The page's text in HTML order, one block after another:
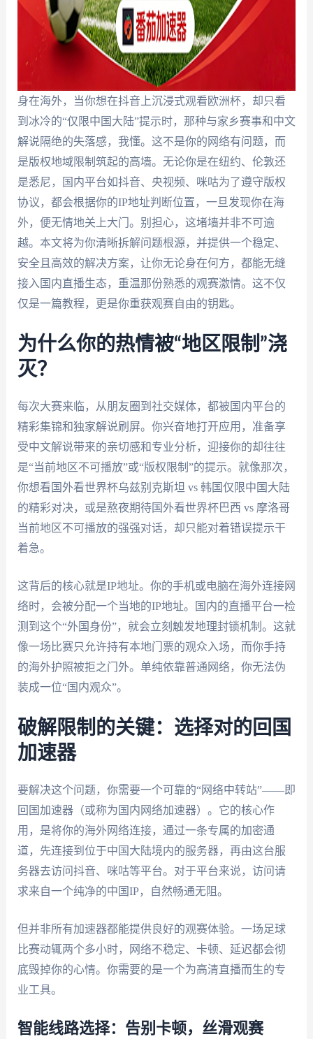
身在海外，当你想在抖音上沉浸式观看欧洲杯，却只看
到冰冷的“仅限中国大陆”提示时，那种与家乡赛事和中文
解说隔绝的失落感，我懂。这不是你的网络有问题，而
是版权地域限制筑起的高墙。无论你是在纽约、伦敦还
是悉尼，国内平台如抖音、央视频、咪咕为了遵守版权
协议，都会根据你的IP地址判断位置，一旦发现你在海
外，便无情地关上大门。别担心，这堵墙并非不可逾
越。本文将为你清晰拆解问题根源，并提供一个稳定、
安全且高效的解决方案，让你无论身在何方，都能无缝
接入国内直播生态，重温那份熟悉的观赛激情。这不仅
仅是一篇教程，更是你重获观赛自由的钥匙。
为什么你的热情被“地区限制”浇
灭？
每次大赛来临，从朋友圈到社交媒体，都被国内平台的
精彩集锦和独家解说刷屏。你兴奋地打开应用，准备享
受中文解说带来的亲切感和专业分析，迎接你的却往往
是“当前地区不可播放”或“版权限制”的提示。就像那次，
你想看国外看世界杯乌兹别克斯坦 vs 韩国仅限中国大陆
的精彩对决，或是熬夜期待国外看世界杯巴西 vs 摩洛哥
当前地区不可播放的强强对话，却只能对着错误提示干
着急。
这背后的核心就是IP地址。你的手机或电脑在海外连接网
络时，会被分配一个当地的IP地址。国内的直播平台一检
测到这个“外国身份”，就会立刻触发地理封锁机制。这就
像一场比赛只允许持有本地门票的观众入场，而你手持
的海外护照被拒之门外。单纯依靠普通网络，你无法伪
装成一位“国内观众”。
破解限制的关键：选择对的回国
加速器
要解决这个问题，你需要一个可靠的“网络中转站”——即
回国加速器（或称为国内网络加速器）。它的核心作
用，是将你的海外网络连接，通过一条专属的加密通
道，先连接到位于中国大陆境内的服务器，再由这台服
务器去访问抖音、咪咕等平台。对于平台来说，访问请
求来自一个纯净的中国IP，自然畅通无阻。
但并非所有加速器都能提供良好的观赛体验。一场足球
比赛动辄两个多小时，网络不稳定、卡顿、延迟都会彻
底毁掉你的心情。你需要的是一个为高清直播而生的专
业工具。
智能线路选择：告别卡顿，丝滑观赛